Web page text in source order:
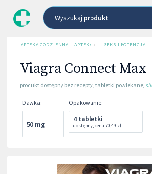
Wyszukaj produkt
APTEKA CODZIENNA – APTEKA INTERNETOWA
› SEKS I POTENCJA
Viagra Connect Max
produkt dostępny bez recepty, tabletki powlekane,
Dawka:
50 mg
Opakowanie:
4 tabletki
dostępny,cena 70,49 zł